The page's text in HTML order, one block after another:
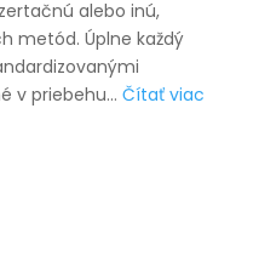
alebo inú,
metód. Úplne každý
v priebehu… Čítať viac